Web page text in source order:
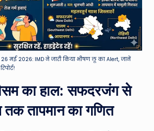
मई 2026: IMD ने जारी किया भीषण लू का Alert, जानें
का हाल: सफदरजंग से
तापमान का गणित